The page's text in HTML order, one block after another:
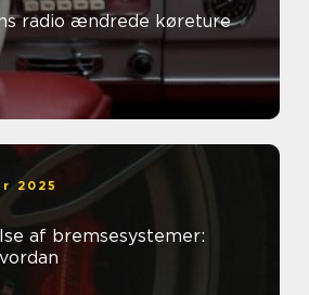
radio ændrede køreture
2025
af bremsesystemer: